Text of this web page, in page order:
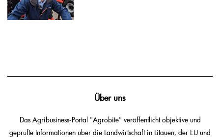
Über uns
Das Agribusiness-Portal "Agrobitė" veröffentlicht objektive und
geprüfte Informationen über die Landwirtschaft in Litauen, der EU und